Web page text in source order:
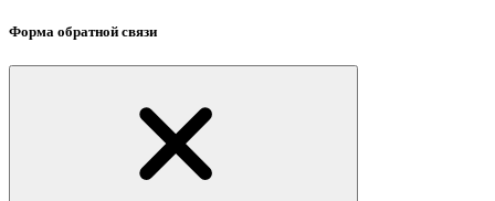
Форма обратной связи